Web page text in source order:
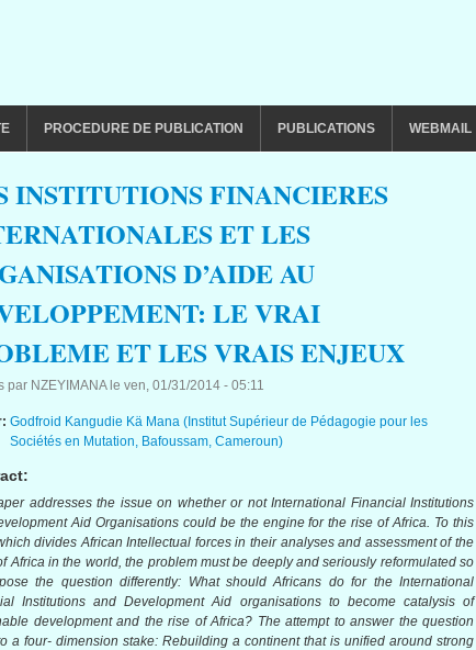
PROCEDURE DE PUBLICATION PUBLICATIONS WEBMAIL
INSTITUTIONS FINANCIERES
ET LES
D’AIDE AU
LE VRAI
ET LES VRAIS ENJEUX
par NZEYIMANAle ven, 01/31/2014 - 05:11
Godfroid Kangudie Kä Mana (Institut Supérieur de Pédagogie pour les
Sociétés en Mutation, Bafoussam, Cameroun)
addresses the issue on whether or not International Financial Institutions
Aid Organisationscould be the engine for the rise of Africa. To this
divides African Intellectual forces in their analysesand assessment of the
Africa in the world, the problem must be deeply and seriously reformulated so
the question differently: What should Africans do for the International
Institutions and Development Aid organisationsto become catalysis of
development and the rise of Africa? The attempt to answer the question
a four- dimension stake: Rebuilding a continent that is unified around strong